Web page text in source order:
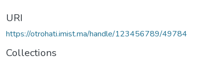
URI
https://otrohati.imist.ma/handle/123456789/49784
Collections